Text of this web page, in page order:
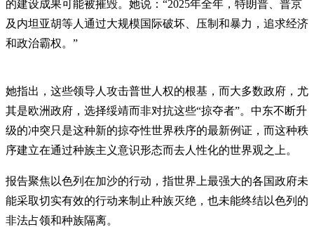
的建设成果可能被摧毁。她说：“2025年全年，特朗普、普京
及内坦亚胡等人通过大规模国际破坏、压制和暴力，追求经济
和政治霸权。”
她指出，这些领导人攻击普世人权的根基，而大多数政府，尤
其是欧洲政府，选择绥靖而非对抗这些“掠夺者”。中东不断升
级的冲突只是这种新的掠夺性世界秩序的最新例证，而这种秩
序建立在通过种族主义意识形态而去人性化的世界观之上。
报告聚焦以色列在加沙的行动，指世界上最强大的各国政府未
能采取切实有效的行动来制止种族灭绝，也未能终结以色列的
非法占领和种族隔离。